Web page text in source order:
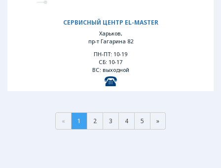
СЕРВИСНЫЙ ЦЕНТР EL-MASTER
Харьков,
пр-т Гагарина 82
ПН-ПТ: 10-19
СБ: 10-17
ВС: выходной
« 1 2 3 4 5 »